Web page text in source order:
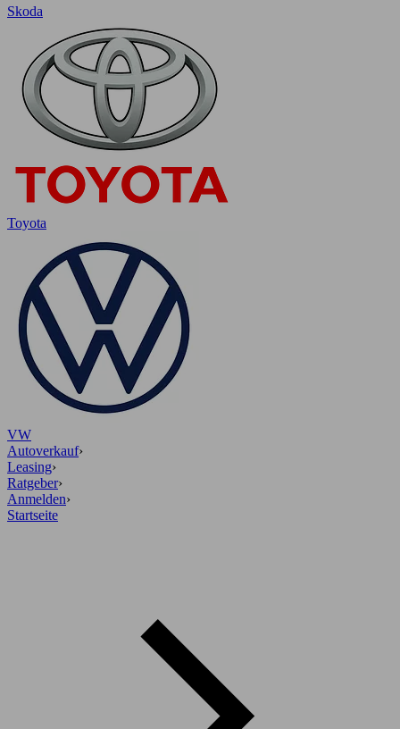
Skoda
Toyota
VW
Autoverkauf›
Leasing›
Ratgeber›
Anmelden›
Startseite